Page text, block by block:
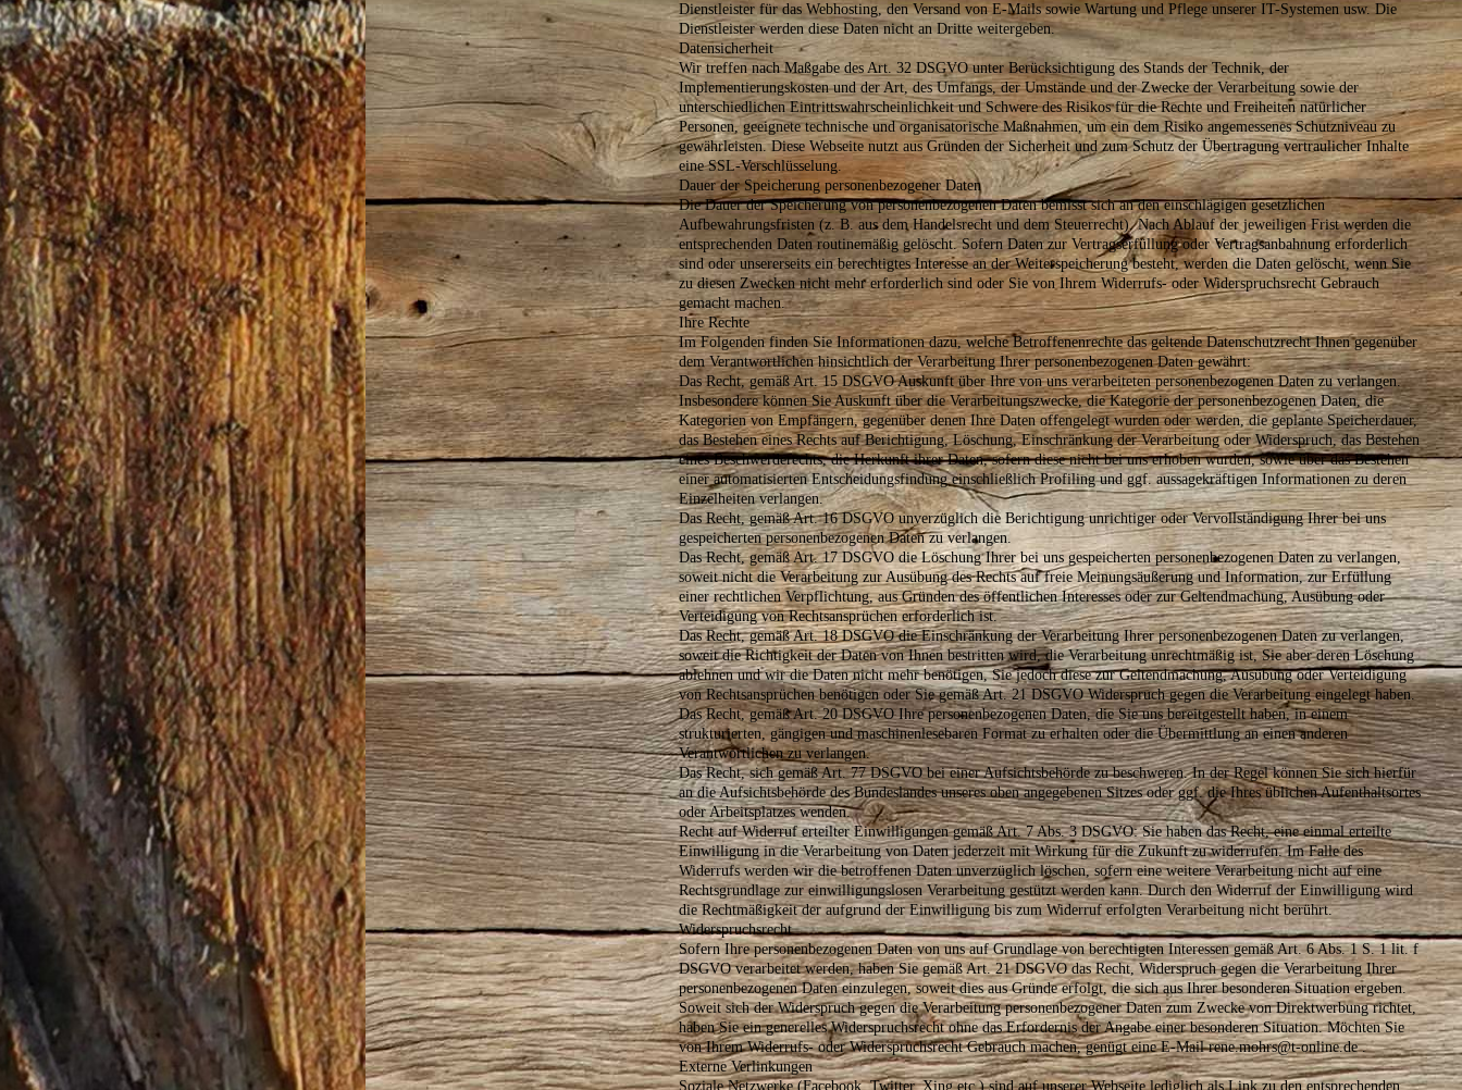
Dienstleister für das Webhosting, den Versand von E-Mails sowie Wartung und Pflege unserer IT-Systemen usw. Die
Dienstleister werden diese Daten nicht an Dritte weitergeben.
Datensicherheit
Wir treffen nach Maßgabe des Art. 32 DSGVO unter Berücksichtigung des Stands der Technik, der
Implementierungskosten und der Art, des Umfangs, der Umstände und der Zwecke der Verarbeitung sowie der
unterschiedlichen Eintrittswahrscheinlichkeit und Schwere des Risikos für die Rechte und Freiheiten natürlicher
Personen, geeignete technische und organisatorische Maßnahmen, um ein dem Risiko angemessenes Schutzniveau zu
gewährleisten. Diese Webseite nutzt aus Gründen der Sicherheit und zum Schutz der Übertragung vertraulicher Inhalte
eine SSL-Verschlüsselung.
Dauer der Speicherung personenbezogener Daten
Die Dauer der Speicherung von personenbezogenen Daten bemisst sich an den einschlägigen gesetzlichen
Aufbewahrungsfristen (z. B. aus dem Handelsrecht und dem Steuerrecht). Nach Ablauf der jeweiligen Frist werden die
entsprechenden Daten routinemäßig gelöscht. Sofern Daten zur Vertragserfüllung oder Vertragsanbahnung erforderlich
sind oder unsererseits ein berechtigtes Interesse an der Weiterspeicherung besteht, werden die Daten gelöscht, wenn Sie
zu diesen Zwecken nicht mehr erforderlich sind oder Sie von Ihrem Widerrufs- oder Widerspruchsrecht Gebrauch
gemacht machen.
Ihre Rechte
Im Folgenden finden Sie Informationen dazu, welche Betroffenenrechte das geltende Datenschutzrecht Ihnen gegenüber
dem Verantwortlichen hinsichtlich der Verarbeitung Ihrer personenbezogenen Daten gewährt:
Das Recht, gemäß Art. 15 DSGVO Auskunft über Ihre von uns verarbeiteten personenbezogenen Daten zu verlangen.
Insbesondere können Sie Auskunft über die Verarbeitungszwecke, die Kategorie der personenbezogenen Daten, die
Kategorien von Empfängern, gegenüber denen Ihre Daten offengelegt wurden oder werden, die geplante Speicherdauer,
das Bestehen eines Rechts auf Berichtigung, Löschung, Einschränkung der Verarbeitung oder Widerspruch, das Bestehen
eines Beschwerderechts, die Herkunft ihrer Daten, sofern diese nicht bei uns erhoben wurden, sowie über das Bestehen
einer automatisierten Entscheidungsfindung einschließlich Profiling und ggf. aussagekräftigen Informationen zu deren
Einzelheiten verlangen.
Das Recht, gemäß Art. 16 DSGVO unverzüglich die Berichtigung unrichtiger oder Vervollständigung Ihrer bei uns
gespeicherten personenbezogenen Daten zu verlangen.
Das Recht, gemäß Art. 17 DSGVO die Löschung Ihrer bei uns gespeicherten personenbezogenen Daten zu verlangen,
soweit nicht die Verarbeitung zur Ausübung des Rechts auf freie Meinungsäußerung und Information, zur Erfüllung
einer rechtlichen Verpflichtung, aus Gründen des öffentlichen Interesses oder zur Geltendmachung, Ausübung oder
Verteidigung von Rechtsansprüchen erforderlich ist.
Das Recht, gemäß Art. 18 DSGVO die Einschränkung der Verarbeitung Ihrer personenbezogenen Daten zu verlangen,
soweit die Richtigkeit der Daten von Ihnen bestritten wird, die Verarbeitung unrechtmäßig ist, Sie aber deren Löschung
ablehnen und wir die Daten nicht mehr benötigen, Sie jedoch diese zur Geltendmachung, Ausübung oder Verteidigung
von Rechtsansprüchen benötigen oder Sie gemäß Art. 21 DSGVO Widerspruch gegen die Verarbeitung eingelegt haben.
Das Recht, gemäß Art. 20 DSGVO Ihre personenbezogenen Daten, die Sie uns bereitgestellt haben, in einem
strukturierten, gängigen und maschinenlesebaren Format zu erhalten oder die Übermittlung an einen anderen
Verantwortlichen zu verlangen.
Das Recht, sich gemäß Art. 77 DSGVO bei einer Aufsichtsbehörde zu beschweren. In der Regel können Sie sich hierfür
an die Aufsichtsbehörde des Bundeslandes unseres oben angegebenen Sitzes oder ggf. die Ihres üblichen Aufenthaltsortes
oder Arbeitsplatzes wenden.
Recht auf Widerruf erteilter Einwilligungen gemäß Art. 7 Abs. 3 DSGVO: Sie haben das Recht, eine einmal erteilte
Einwilligung in die Verarbeitung von Daten jederzeit mit Wirkung für die Zukunft zu widerrufen. Im Falle des
Widerrufs werden wir die betroffenen Daten unverzüglich löschen, sofern eine weitere Verarbeitung nicht auf eine
Rechtsgrundlage zur einwilligungslosen Verarbeitung gestützt werden kann. Durch den Widerruf der Einwilligung wird
die Rechtmäßigkeit der aufgrund der Einwilligung bis zum Widerruf erfolgten Verarbeitung nicht berührt.
Widerspruchsrecht
Sofern Ihre personenbezogenen Daten von uns auf Grundlage von berechtigten Interessen gemäß Art. 6 Abs. 1 S. 1 lit. f
DSGVO verarbeitet werden, haben Sie gemäß Art. 21 DSGVO das Recht, Widerspruch gegen die Verarbeitung Ihrer
personenbezogenen Daten einzulegen, soweit dies aus Gründe erfolgt, die sich aus Ihrer besonderen Situation ergeben.
Soweit sich der Widerspruch gegen die Verarbeitung personenbezogener Daten zum Zwecke von Direktwerbung richtet,
haben Sie ein generelles Widerspruchsrecht ohne das Erfordernis der Angabe einer besonderen Situation. Möchten Sie
von Ihrem Widerrufs- oder Widerspruchsrecht Gebrauch machen, genügt eine E-Mail rene.mohrs@t-online.de .
Externe Verlinkungen
Soziale Netzwerke (Facebook, Twitter, Xing etc.) sind auf unserer Webseite lediglich als Link zu den entsprechenden